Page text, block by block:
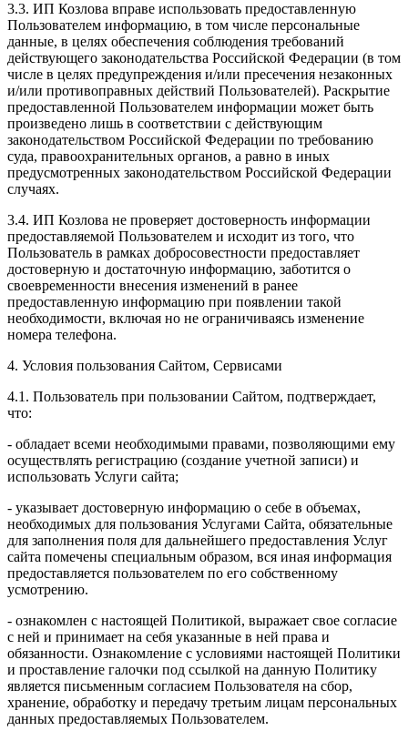
3.3. ИП Козлова вправе использовать предоставленную
Пользователем информацию, в том числе персональные
данные, в целях обеспечения соблюдения требований
действующего законодательства Российской Федерации (в том
числе в целях предупреждения и/или пресечения незаконных
и/или противоправных действий Пользователей). Раскрытие
предоставленной Пользователем информации может быть
произведено лишь в соответствии с действующим
законодательством Российской Федерации по требованию
суда, правоохранительных органов, а равно в иных
предусмотренных законодательством Российской Федерации
случаях.
3.4. ИП Козлова не проверяет достоверность информации
предоставляемой Пользователем и исходит из того, что
Пользователь в рамках добросовестности предоставляет
достоверную и достаточную информацию, заботится о
своевременности внесения изменений в ранее
предоставленную информацию при появлении такой
необходимости, включая но не ограничиваясь изменение
номера телефона.
4. Условия пользования Сайтом, Сервисами
4.1. Пользователь при пользовании Сайтом, подтверждает,
что:
- обладает всеми необходимыми правами, позволяющими ему
осуществлять регистрацию (создание учетной записи) и
использовать Услуги сайта;
- указывает достоверную информацию о себе в объемах,
необходимых для пользования Услугами Сайта, обязательные
для заполнения поля для дальнейшего предоставления Услуг
сайта помечены специальным образом, вся иная информация
предоставляется пользователем по его собственному
усмотрению.
- ознакомлен с настоящей Политикой, выражает свое согласие
с ней и принимает на себя указанные в ней права и
обязанности. Ознакомление с условиями настоящей Политики
и проставление галочки под ссылкой на данную Политику
является письменным согласием Пользователя на сбор,
хранение, обработку и передачу третьим лицам персональных
данных предоставляемых Пользователем.